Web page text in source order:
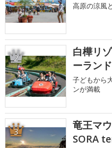
高原の涼風
2
白樺リ
ーラン
子どもから
ンが満載
3
竜王マ
SORA